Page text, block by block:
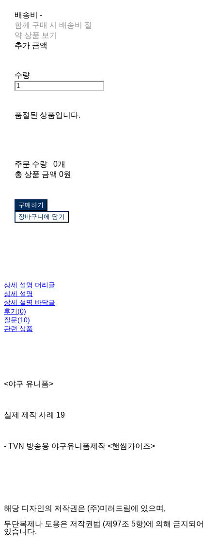
배송비 -
함께 구매 시 배송비 절
약 상품 보기
추가 금액
수량
품절된 상품입니다.
주문 수량
0개
총 상품 금액 0원
구매하기
장바구니에 담기
상세 설명 머리글
상세 설명
상세 설명 바닥글
후기(0)
질문(10)
관련 상품
<야구 유니폼>
실제 제작 사례 19
- TVN 방송용 야구유니폼제작 <핸썸가이즈>
해당 디자인의 저작권은 (주)미러드림에 있으며,
무단복제나 도용은 저작권법 (제97조 5항)에 의해 금지되어
있습니다.